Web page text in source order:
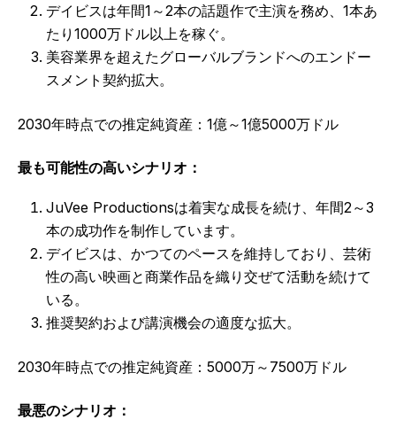
デイビスは年間1～2本の話題作で主演を務め、1本あ
たり1000万ドル以上を稼ぐ。
美容業界を超えたグローバルブランドへのエンドー
スメント契約拡大。
2030年時点での推定純資産：1億～1億5000万ドル
最も可能性の高いシナリオ：
JuVee Productionsは着実な成長を続け、年間2～3
本の成功作を制作しています。
デイビスは、かつてのペースを維持しており、芸術
性の高い映画と商業作品を織り交ぜて活動を続けて
いる。
推奨契約および講演機会の適度な拡大。
2030年時点での推定純資産：5000万～7500万ドル
最悪のシナリオ：